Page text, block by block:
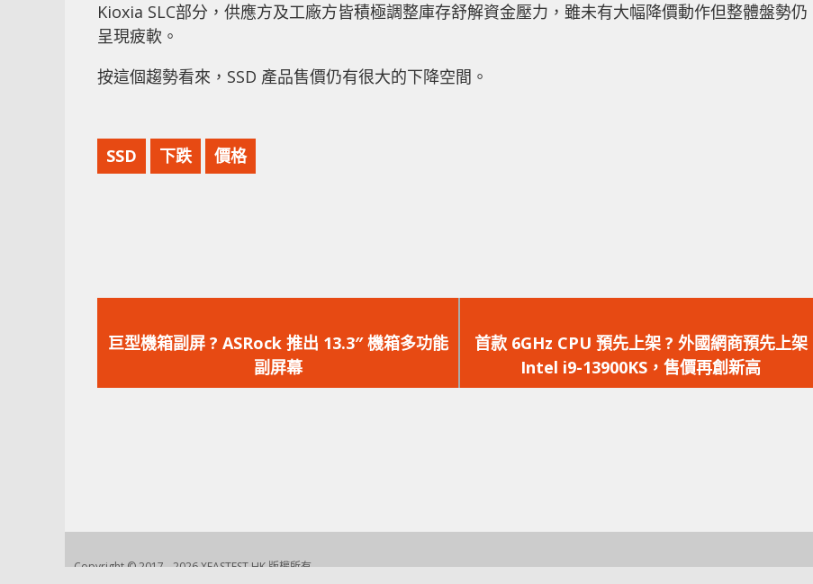
Kioxia SLC部分，供應方及工廠方皆積極調整庫存舒解資金壓力，雖未有大幅降價動作但整體盤勢仍
呈現疲軟。
按這個趨勢看來，SSD 產品售價仍有很大的下降空間。
SSD 下跌 價格
一
篇
文
巨型機箱副屏 ? ASRock 推出 13.3″ 機箱多功能
副屏幕
一
篇
文
首款 6GHz CPU 預先上架 ? 外國網商預先上架
Intel i9-13900KS，售價再創新高
Copyright © 2017 - 2026 XFASTEST HK 版權所有